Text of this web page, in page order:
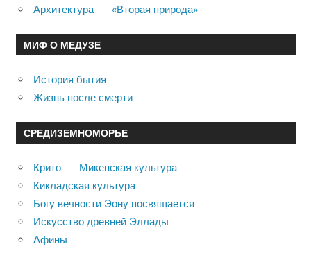
Архитектура — «Вторая природа»
МИФ О МЕДУЗЕ
История бытия
Жизнь после смерти
СРЕДИЗЕМНОМОРЬЕ
Крито — Микенская культура
Кикладская культура
Богу вечности Эону посвящается
Искусство древней Эллады
Афины